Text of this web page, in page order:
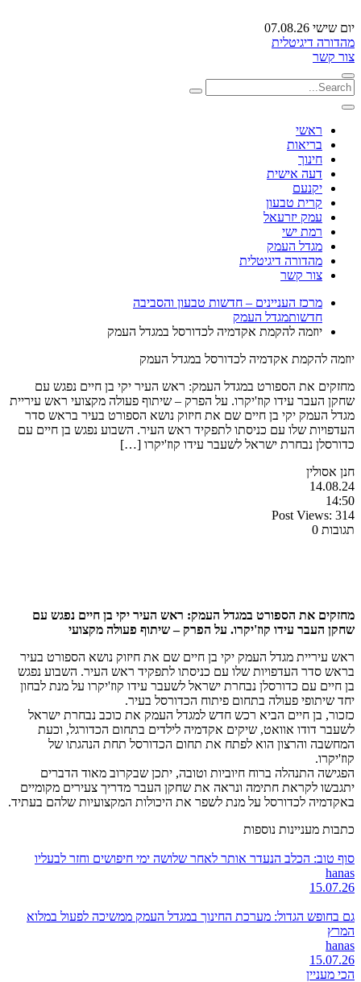
יום שישי 07.08.26
מהדורה דיגיטלית
צור קשר
ראשי
בריאות
חינוך
דעה אישית
יקנעם
קרית טבעון
עמק יזרעאל
רמת ישי
מגדל העמק
מהדורה דיגיטלית
צור קשר
מרכז העניינים – חדשות טבעון והסביבה
חדשותמגדל העמק
יוזמה להקמת אקדמיה לכדורסל במגדל העמק
יוזמה להקמת אקדמיה לכדורסל במגדל העמק
מחזקים את הספורט במגדל העמק: ראש העיר יקי בן חיים נפגש עם
שחקן העבר עידו קוז'יקרו. על הפרק – שיתוף פעולה מקצועי ראש עיריית
מגדל העמק יקי בן חיים שם את חיזוק נושא הספורט בעיר בראש סדר
העדפויות שלו עם כניסתו לתפקיד ראש העיר. השבוע נפגש בן חיים עם
כדורסלן נבחרת ישראל לשעבר עידו קוז'יקרו […]
חנן אסולין
14.08.24
14:50
Post Views: 314
תגובות 0
מחזקים את הספורט במגדל העמק: ראש העיר יקי בן חיים נפגש עם
שחקן העבר עידו קוז'יקרו. על הפרק – שיתוף פעולה מקצועי
ראש עיריית מגדל העמק יקי בן חיים שם את חיזוק נושא הספורט בעיר
בראש סדר העדפויות שלו עם כניסתו לתפקיד ראש העיר. השבוע נפגש
בן חיים עם כדורסלן נבחרת ישראל לשעבר עידו קוז'יקרו על מנת לבחון
יחד שיתופי פעולה בתחום פיתוח הכדורסל בעיר.
כזכור, בן חיים הביא רכש חדש למגדל העמק את כוכב נבחרת ישראל
לשעבר דודו אוואט, שיקים אקדמיה לילדים בתחום הכדורגל, וכעת
המחשבה והרצון הוא לפתח את תחום הכדורסל תחת הנהגתו של
קוז'יקרו.
הפגישה התנהלה ברוח חיוביות וטובה, יתכן שבקרוב מאוד הדברים
יתגבשו לקראת חתימה ונראה את שחקן העבר מדריך צעירים מקומיים
באקדמיה לכדורסל על מנת לשפר את היכולות המקצועיות שלהם בעתיד.
כתבות מעניינות נוספות
סוף טוב: הכלב הנעדר אותר לאחר שלושה ימי חיפושים וחזר לבעליו
hanas
15.07.26
גם בחופש הגדול: מערכת החינוך במגדל העמק ממשיכה לפעול במלוא
המרץ
hanas
15.07.26
הכי מעניין